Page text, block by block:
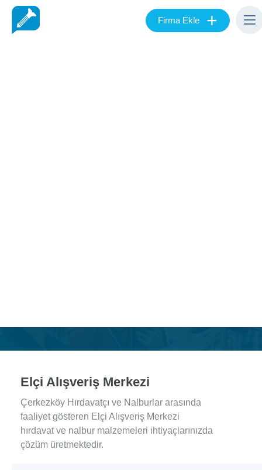
Firma Ekle +
Elçi Alışveriş Merkezi
Çerkezköy Hırdavatçı ve Nalburlar arasında
faaliyet gösteren Elçi Alışveriş Merkezi
hırdavat ve nalbur malzemeleri ihtiyaçlarınızda
çözüm üretmektedir.